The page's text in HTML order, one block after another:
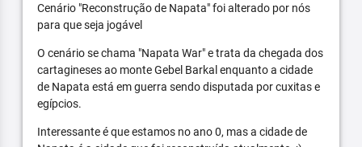
Cenário "Reconstrução de Napata" foi alterado por nós
para que seja jogável
O cenário se chama "Napata War" e trata da chegada dos
cartagineses ao monte Gebel Barkal enquanto a cidade
de Napata está em guerra sendo disputada por cuxitas e
egípcios.
Interessante é que estamos no ano 0, mas a cidade de